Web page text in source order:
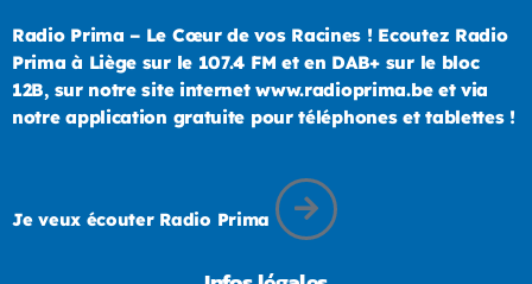
Radio Prima – Le Cœur de vos Racines ! Ecoutez Radio
Prima à Liège sur le 107.4 FM et en DAB+ sur le bloc
12B, sur notre site internet www.radioprima.be et via
notre application gratuite pour téléphones et tablettes !
Je veux écouter Radio Prima